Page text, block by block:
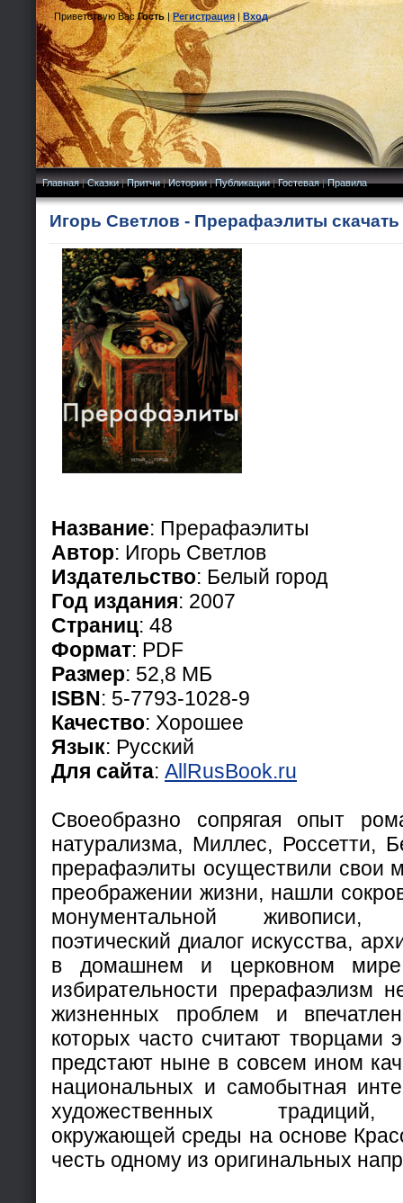
Приветствую Вас Гость|Регистрация|Вход
Главная|Сказки|Притчи|Истории|Публикации|Гостевая|Правила
Игорь Светлов - Прерафаэлиты скачать
Название: Прерафаэлиты
Автор: Игорь Светлов
Издательство: Белый город
Год издания: 2007
Страниц: 48
Формат: PDF
Размер: 52,8 МБ
ISBN: 5-7793-1028-9
Качество: Хорошее
Язык: Русский
Для сайта: AllRusBook.ru
Своеобразно сопрягая опыт
натурализма, Миллес, Россетти,
прерафаэлиты осуществили свои
преображении жизни, нашли
монументальной
поэтический диалог искусства,
в домашнем и церковном
избирательности прерафаэлизм
жизненных проблем и
которых часто считают творцами
предстают ныне в совсем ином
национальных и самобытная
художественных традиций,
окружающей среды на основе
честь одному из оригинальных